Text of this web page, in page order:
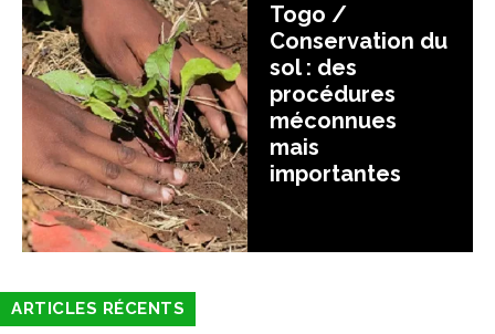
Togo /
Conservation du
sol : des
procédures
méconnues
mais
importantes
ARTICLES RÉCENTS